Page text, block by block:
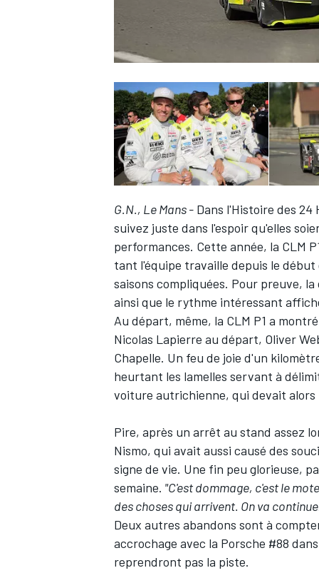
WEC
G.N., Le Mans - Dans l'Histoire des 24
suivez juste dans l'espoir qu'elles
performances. Cette année, la CLM
tant l'équipe travaille depuis le
saisons compliquées. Pour preuve,
ainsi que le rythme intéressant
Au départ, même, la CLM P1 a
Nicolas Lapierre au départ, Oliver
Chapelle. Un feu de joie d'un
heurtant les lamelles servant à
voiture autrichienne, qui devait
Pire, après un arrêt au stand assez
Nismo, qui avait aussi causé des
signe de vie. Une fin peu glorieuse,
semaine. "C'est dommage, c'est le
des choses qui arrivent. On va
Deux autres abandons sont à
accrochage avec la Porsche #88
reprendront pas la piste.